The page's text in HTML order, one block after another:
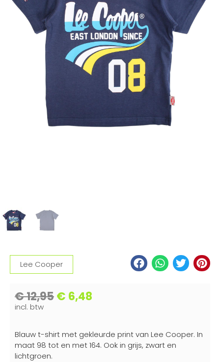
Lee Cooper
€12,95€ 6,48
incl. btw
Blauw t-shirt met gekleurde print van Lee Cooper. In
maat 98 tot en met 164. Ook in grijs, zwart en
lichtgroen.